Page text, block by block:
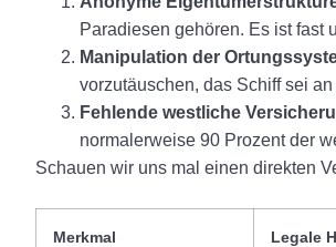
Paradiesen gehören. Es ist fast
Manipulation der
vorzutäuschen, das Schiff sei
Fehlende westliche
normalerweise 90 Prozent der
Schauen wir uns mal einen direkten
Merkmal Legale